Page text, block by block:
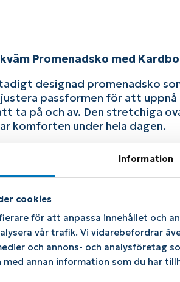
Information
cookies
för att anpassa innehållet och
vår trafik. Vi vidarebefordrar
och annons- och analysföretag
annan information som du har
Promenadsko med
designad promenadsko
passformen för att
ta på och av. Den stretchiga
komforten under hela dagen.
att använda egna inlägg för
Tåboxen är nästintill
mjukhet och flexibilitet
av egna inlägg
grepp och stöd